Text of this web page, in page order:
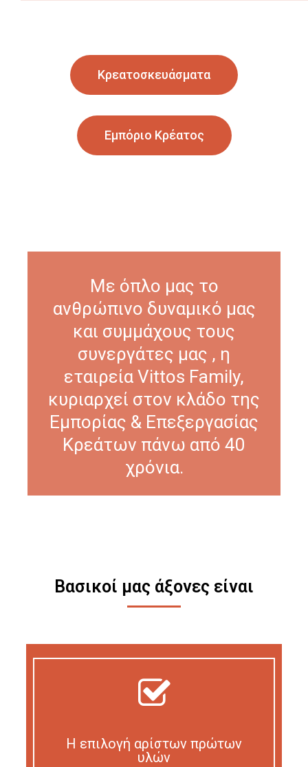
Κρεατοσκευάσματα
Εμπόριο Κρέατος
Με όπλο μας το
ανθρώπινο δυναμικό μας
και συμμάχους τους
συνεργάτες μας , η
εταιρεία Vittos Family,
κυριαρχεί στον κλάδο της
Εμπορίας & Επεξεργασίας
Κρεάτων πάνω από 40
χρόνια.
Βασικοί μας άξονες είναι
Η επιλογή αρίστων πρώτων
υλών